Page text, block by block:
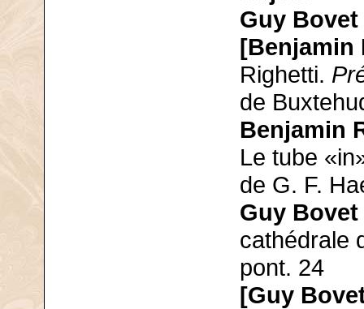
Guy Bovet
[Benjamin
Righetti.
de
Benjamin
Le tube
de G. F.
Guy Bovet
cathédrale
pont. 24
[Guy